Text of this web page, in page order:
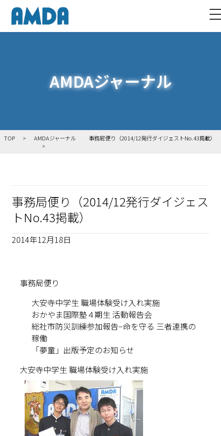
AMDAジャーナル
TOP AMDAジャーナル 事務局便り（2014/12発行ダイジェストNo.43掲載）
事務局便り（2014/12発行ダイジェス
トNo.43掲載）
2014年12月18日
事務局便り
大安寺中学生 職場体験受け入れ実施
おかやま国際塾４期生 活動報告会
総社市防災訓練参加報告−命を守る 三者連携の
稼働
「夢童」出版予定のお知らせ
大安寺中学生 職場体験受け入れ実施